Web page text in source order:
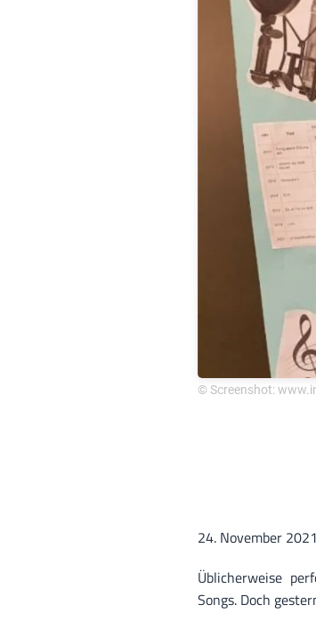
© Screenshot:
24. November 2021
Üblicherweise
Songs. Doch